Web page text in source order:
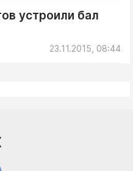
устроили бал
23.11.2015, 08:44